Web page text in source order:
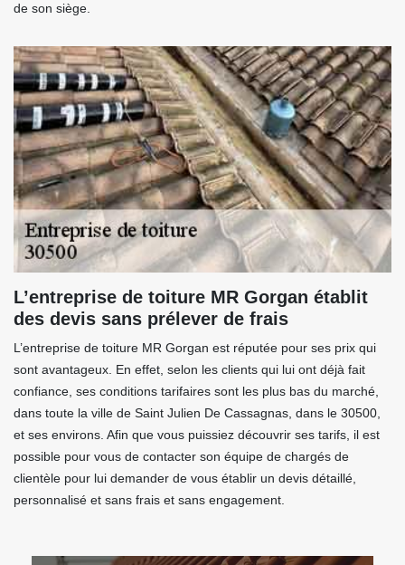
de son siège.
L’entreprise de toiture MR Gorgan établit
des devis sans prélever de frais
L’entreprise de toiture MR Gorgan est réputée pour ses prix qui
sont avantageux. En effet, selon les clients qui lui ont déjà fait
confiance, ses conditions tarifaires sont les plus bas du marché,
dans toute la ville de Saint Julien De Cassagnas, dans le 30500,
et ses environs. Afin que vous puissiez découvrir ses tarifs, il est
possible pour vous de contacter son équipe de chargés de
clientèle pour lui demander de vous établir un devis détaillé,
personnalisé et sans frais et sans engagement.